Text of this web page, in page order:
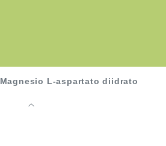
Magnesio L-aspartato diidrato